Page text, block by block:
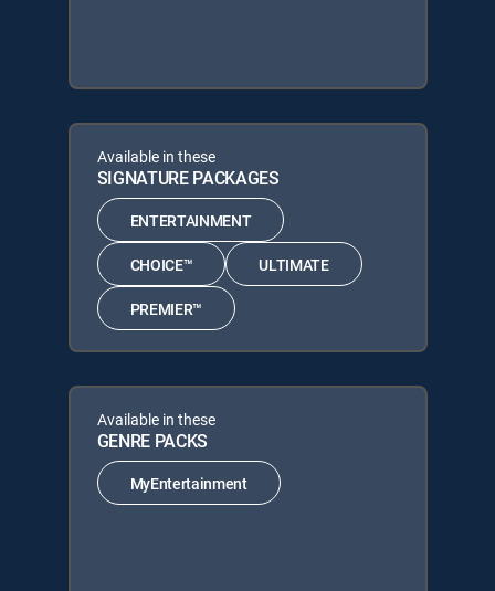
Available in these
SIGNATURE PACKAGES
ENTERTAINMENT
CHOICE™ ULTIMATE
PREMIER™
Available in these
GENRE PACKS
MyEntertainment